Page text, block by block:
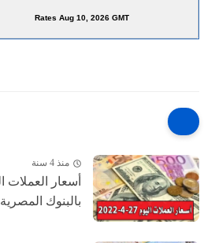
Rates Aug 10, 2026 GMT
منذ 4 سنة
بالبنوك المصرية